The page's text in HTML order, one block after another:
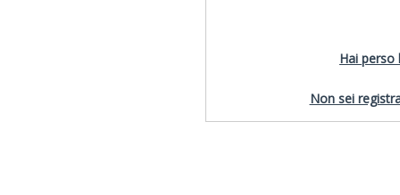
Hai perso
Non sei